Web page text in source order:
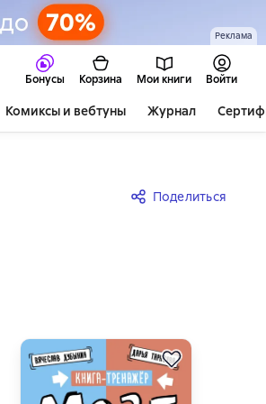
Реклама
Бонусы Корзина Мои книги Войти
Комиксы и вебтуны Журнал
Поделиться